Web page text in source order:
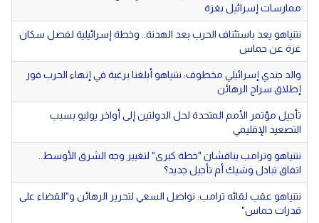
ممارسات إسرائيل بغزة
نتنياهو يعد باستئناف الحرب بعد الهدنة.. وخطة إسرائيلية لفصل سكان
غزة عن حماس
والد جندي إسرائيلي مخطوف: نتنياهو أبلغنا برغبة في إنهاء الحرب فور
إطلاق سراح الرهائن
تأجيل مؤتمر الأمم المتحدة لحل الدولتين إلى أواخر يوليو بسبب
التصعيد الإقليمي
نتنياهو وترامب يناقشان "خطة كبرى" لتغيير وجه الشرق الأوسط..
اتفاق تبادل وشيك أم تأجيل جديد؟
نتنياهو عقب لقائه ترامب: نواصل السعي لتحرير الرهائن و"القضاء على
قدرات حماس"